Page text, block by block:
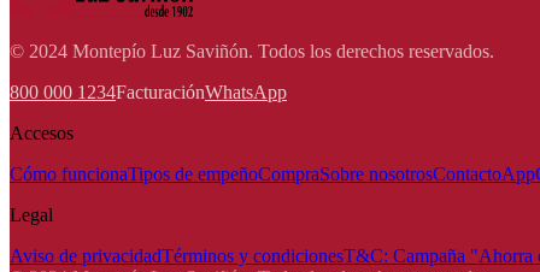
© 2024 Montepío Luz Saviñón. Todos los derechos reservados.
800 000 1234FacturaciónWhatsApp
Accesos
Cómo funcionaTipos de empeñoCompraSobre nosotrosContactoApp
Legal
Aviso de privacidadTérminos y condicionesT&C: Campaña "Ahorra